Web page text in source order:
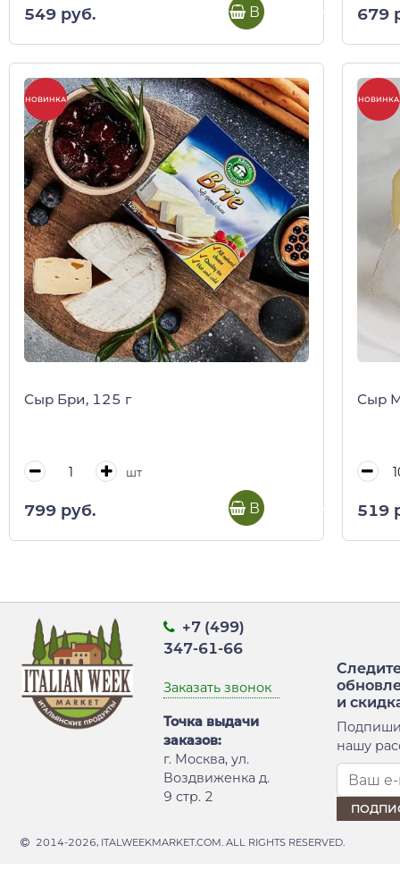
549 руб. В корзину 679
НОВИНКА
Сыр Бри, 125 г
шт
799 руб. В корзину
НОВИНКА
Сыр
519
+7 (499)
347-61-66
Заказать звонок
Точка выдачи
заказов:
г. Москва, ул.
Воздвиженка д.
9 стр. 2
и
нашу
2014-2026, ITALWEEKMARKET.COM. ALL RIGHTS RESERVED.